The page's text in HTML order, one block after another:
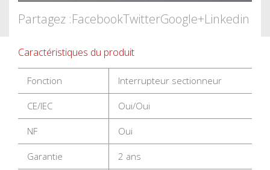
Partagez :FacebookTwitterGoogle+Linkedin
Caractéristiques du produit
Fonction Interrupteur sectionneur
CE/IEC Oui/Oui
NF Oui
Garantie 2 ans